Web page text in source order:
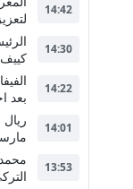
14:42
14:30
14:22
بعد
14:01
13:53